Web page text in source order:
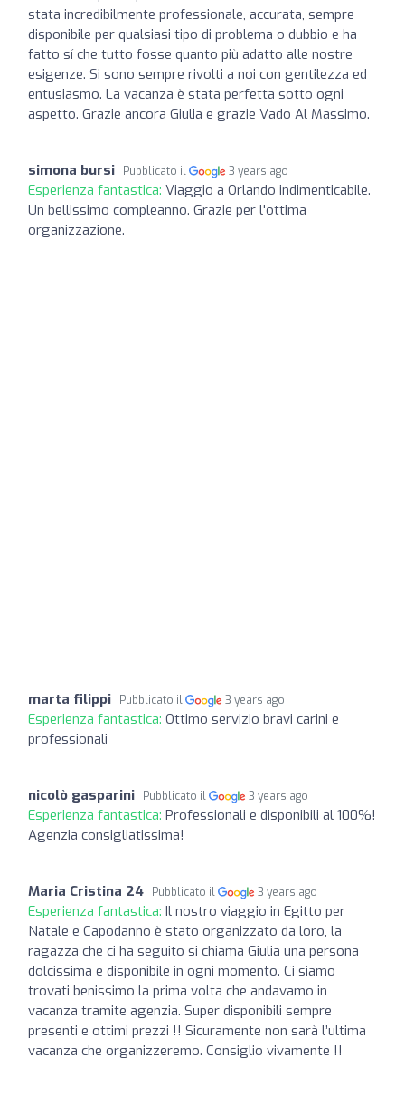
stata incredibilmente professionale, accurata, sempre
disponibile per qualsiasi tipo di problema o dubbio e ha
fatto sí che tutto fosse quanto più adatto alle nostre
esigenze. Si sono sempre rivolti a noi con gentilezza ed
entusiasmo. La vacanza è stata perfetta sotto ogni
aspetto. Grazie ancora Giulia e grazie Vado Al Massimo.
simona bursi Pubblicato il 3 years ago
Esperienza fantastica: Viaggio a Orlando indimenticabile.
Un bellissimo compleanno. Grazie per l'ottima
organizzazione.
marta filippi Pubblicato il 3 years ago
Esperienza fantastica: Ottimo servizio bravi carini e
professionali
nicolò gasparini Pubblicato il 3 years ago
Esperienza fantastica: Professionali e disponibili al 100%!
Agenzia consigliatissima!
Maria Cristina 24 Pubblicato il 3 years ago
Esperienza fantastica: Il nostro viaggio in Egitto per
Natale e Capodanno è stato organizzato da loro, la
ragazza che ci ha seguito si chiama Giulia una persona
dolcissima e disponibile in ogni momento. Ci siamo
trovati benissimo la prima volta che andavamo in
vacanza tramite agenzia. Super disponibili sempre
presenti e ottimi prezzi !! Sicuramente non sarà l’ultima
vacanza che organizzeremo. Consiglio vivamente !!